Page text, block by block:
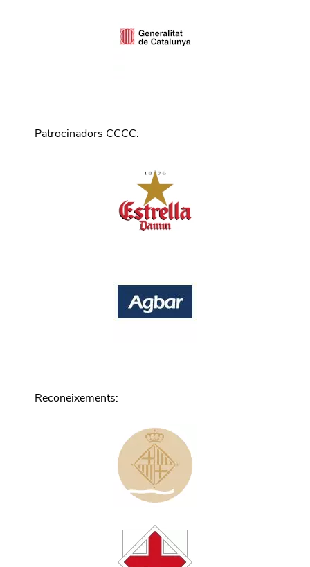
Patrocinadors CCCC:
Reconeixements: